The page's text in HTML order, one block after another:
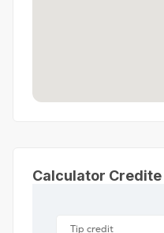
Calculator Credite